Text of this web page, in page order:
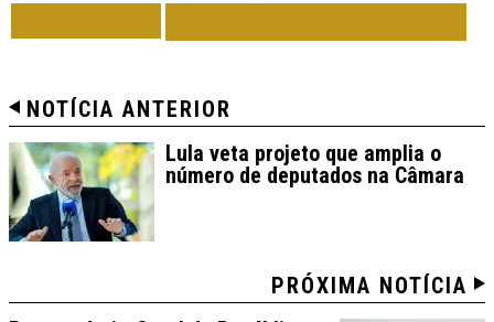
NOTÍCIA ANTERIOR
Lula veta projeto que amplia o
número de deputados na Câmara
PRÓXIMA NOTÍCIA